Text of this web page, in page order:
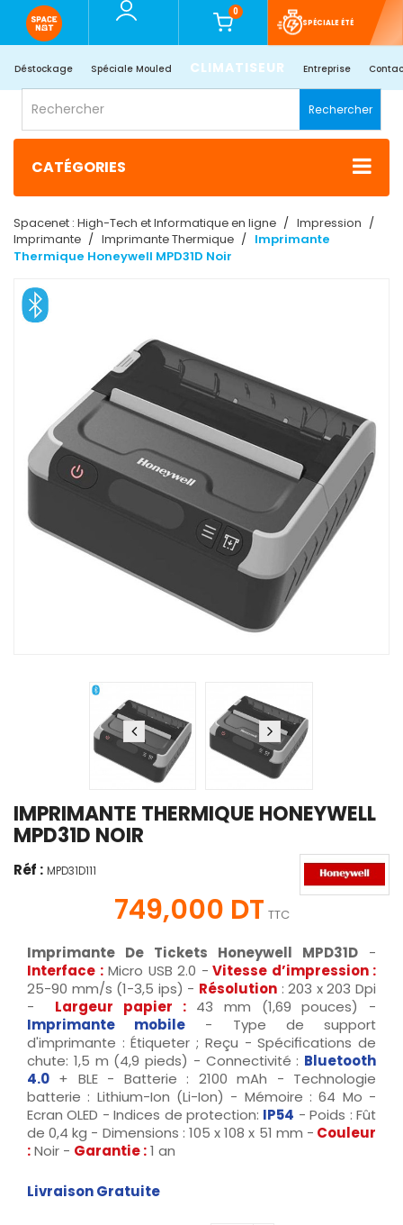
0
SPÉCIALE ÉTÉ
Déstockage Spéciale Mouled CLIMATISEUR Entreprise
Rechercher
CATÉGORIES
Spacenet : High-Tech et Informatique en ligne
Impression
Imprimante
Imprimante Thermique
Imprimante
Thermique Honeywell MPD31D Noir
IMPRIMANTE THERMIQUE HONEYWELL
MPD31D NOIR
Réf : MPD31D111
749,000 DT TTC
Imprimante De Tickets Honeywell MPD31D -
Interface :Micro USB 2.0 - Vitesse d’impression :
25-90 mm/s (1-3,5 ips) - Résolution : 203 x 203 Dpi
- Largeur papier :43 mm (1,69 pouces) -
Imprimante mobile - Type de support
d'imprimante : Étiqueter ; Reçu - Spécifications de
chute: 1,5 m (4,9 pieds) - Connectivité : Bluetooth
4.0 + BLE - Batterie : 2100 mAh - Technologie
batterie : Lithium-Ion (Li-Ion) - Mémoire : 64 Mo -
Ecran OLED - Indices de protection: IP54 - Poids : Fût
de 0,4 kg - Dimensions : 105 x 108 x 51 mm - Couleur
:Noir - Garantie :1 an
Livraison Gratuite